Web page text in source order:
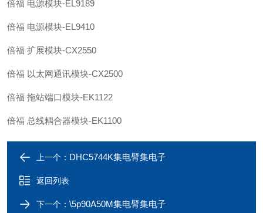
倍福 电源模块-EL9189
倍福 电源模块-EL9410
倍福 扩展模块-CX2550
倍福 以太网通讯模块-CX2500
倍福 拖站端口模块-EK1122
倍福 总线耦合器模块-EK1100
上一个： DHC5744K集电臂集电子
返回列表
下一个： \5p90A50M集电臂集电子